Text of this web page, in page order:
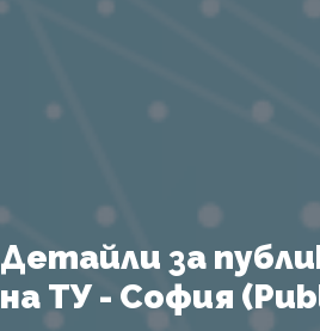
Детайли за
на ТУ - София